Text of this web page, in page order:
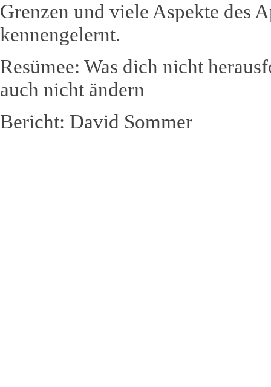
Grenzen und viele Aspekte des
kennengelernt.
Resümee: Was dich nicht
auch nicht ändern
Bericht: David Sommer